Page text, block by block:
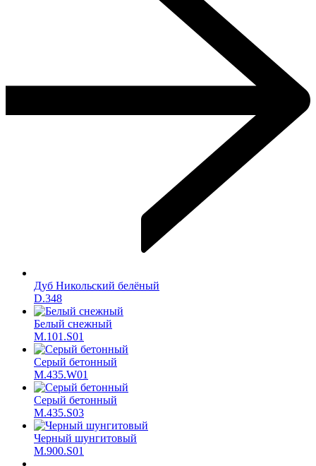
Дуб Никольский белёный
D.348
Белый снежный
M.101.S01
Серый бетонный
M.435.W01
Серый бетонный
M.435.S03
Черный шунгитовый
M.900.S01